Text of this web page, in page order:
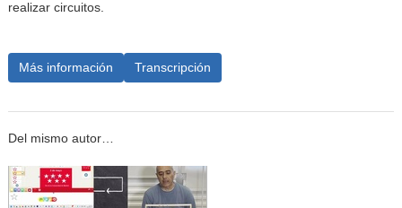
realizar circuitos.
Más información Transcripción
Del mismo autor…